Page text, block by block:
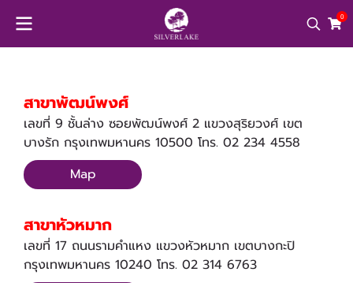
0
สาขาพัฒน์พงศ์
เลขที่ 9 ชั้นล่าง ซอยพัฒน์พงศ์ 2 แขวงสุริยวงศ์ เขต
บางรัก กรุงเทพมหานคร 10500 โทร. 02 234 4558
Map
สาขาหัวหมาก
เลขที่ 17 ถนนรามคำแหง แขวงหัวหมาก เขตบางกะปิ
กรุงเทพมหานคร 10240 โทร. 02 314 6763